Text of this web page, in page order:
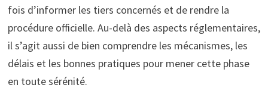
fois d’informer les tiers concernés et de rendre la
procédure officielle. Au-delà des aspects réglementaires,
il s’agit aussi de bien comprendre les mécanismes, les
délais et les bonnes pratiques pour mener cette phase
en toute sérénité.